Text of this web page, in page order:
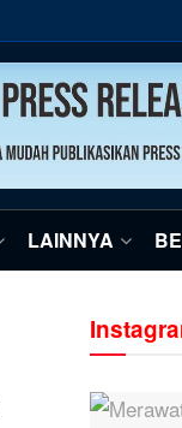
LAINNYA